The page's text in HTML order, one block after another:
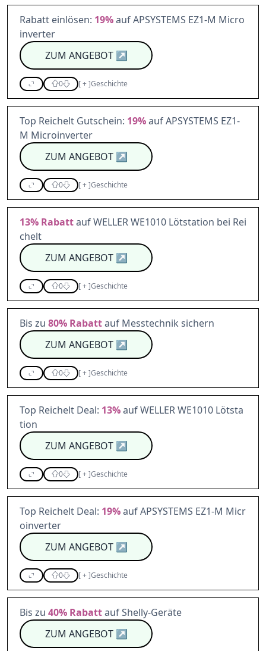
Rabatt einlösen: 19%auf APSYSTEMS EZ1-M Micro
inverter
ZUM ANGEBOT↗
0 [+]Geschichte
Top Reichelt Gutschein: 19%auf APSYSTEMS EZ1-
M Microinverter
ZUM ANGEBOT↗
0 [+]Geschichte
13% Rabattauf WELLER WE1010 Lötstation bei Rei
chelt
ZUM ANGEBOT↗
0 [+]Geschichte
Bis zu 80% Rabattauf Messtechnik sichern
ZUM ANGEBOT↗
0 [+]Geschichte
Top Reichelt Deal: 13%auf WELLER WE1010 Lötsta
tion
ZUM ANGEBOT↗
0 [+]Geschichte
Top Reichelt Deal: 19%auf APSYSTEMS EZ1-M Micr
oinverter
ZUM ANGEBOT↗
0 [+]Geschichte
Bis zu 40% Rabattauf Shelly-Geräte
ZUM ANGEBOT↗